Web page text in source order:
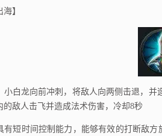
】
龙向前冲刺，将敌人向两侧击退，并
的敌人击飞并造成法术伤害，冷却8秒
时间控制能力，能够有效的打断敌方